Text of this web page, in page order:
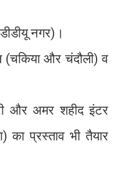
नगर)।
(चकिया और चंदौली) व
और अमर शहीद इंटर
का प्रस्ताव भी तैयार